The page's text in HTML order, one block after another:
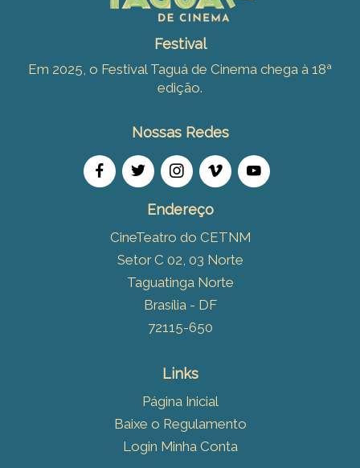
Festival
Em 2025, o Festival Taguá de Cinema chega à 18ª
edição.
Nossas Redes
Endereço
CineTeatro do CETNM
Setor C 02, 03 Norte
Taguatinga Norte
Brasília - DF
72115-650
Links
Página Inicial
Baixe o Regulamento
Login Minha Conta